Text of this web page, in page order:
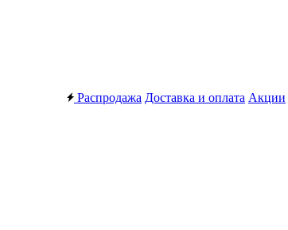
Распродажа Доставка и оплата Акции